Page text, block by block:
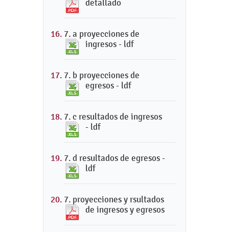
detallado
7. a proyecciones de
ingresos - ldf
7. b proyecciones de
egresos - ldf
7. c resultados de ingresos
- ldf
7. d resultados de egresos -
ldf
7. proyecciones y rsultados
de ingresos y egresos